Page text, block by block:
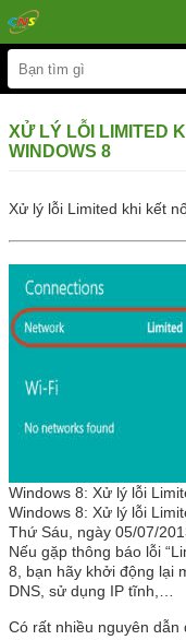
XỬ LÝ LỖI LIMITED
WINDOWS 8
Xử lý lỗi Limited khi kết
Windows 8: Xử lý lỗi
Windows 8: Xử lý lỗi
Thứ Sáu, ngày 05/07/
Nếu gặp thông báo lỗi
8, bạn hãy khởi động lại
DNS, sử dụng IP tĩnh,…
Có rất nhiều nguyên dẫn